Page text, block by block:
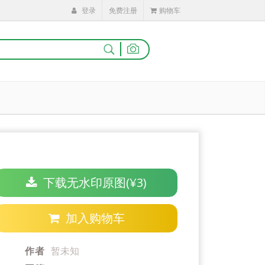
登录 免费注册 购物车
|
下载无水印原图(¥3)
加入购物车
作者
暂未知